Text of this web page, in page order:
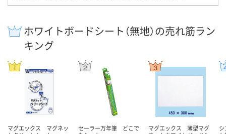
ホワイトボードシート（無地）の売れ筋ラン
キング
マグエックス マグネッ
セーラー万年筆 どこで
マグエックス 薄型マグ